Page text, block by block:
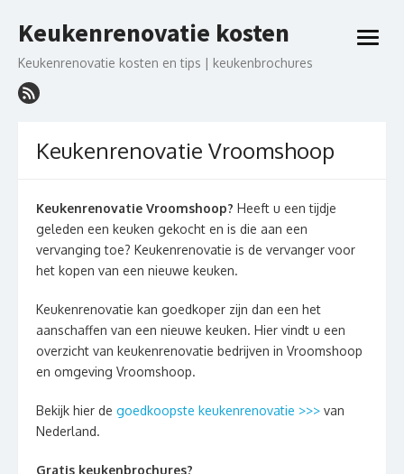
naar
inhoud
Keukenrenovatie kosten
Keukenrenovatie kosten en tips | keukenbrochures
open
Keukenrenovatie Vroomshoop
Keukenrenovatie Vroomshoop? Heeft u een tijdje
geleden een keuken gekocht en is die aan een
vervanging toe? Keukenrenovatie is de vervanger voor
het kopen van een nieuwe keuken.
Keukenrenovatie kan goedkoper zijn dan een het
aanschaffen van een nieuwe keuken. Hier vindt u een
overzicht van keukenrenovatie bedrijven in Vroomshoop
en omgeving Vroomshoop.
Bekijk hier de goedkoopste keukenrenovatie >>> van
Nederland.
Gratis keukenbrochures?